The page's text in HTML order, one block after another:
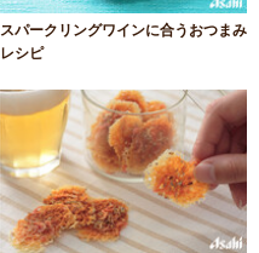
スパークリングワインに合うおつまみ
レシピ